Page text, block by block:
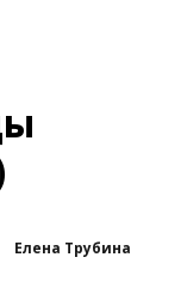
Елена Трубина